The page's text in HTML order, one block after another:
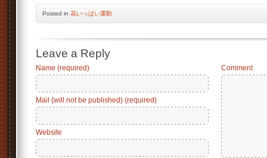
Posted in 花いっぱい運動
Leave a Reply
Name (required)
Mail (will not be published) (required)
Website
Comment